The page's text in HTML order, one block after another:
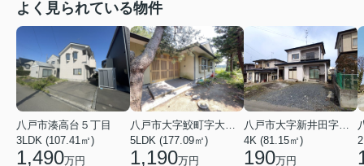
よく見られている物件
八戸市湊高台５丁目
3LDK (107.41㎡)
1,490万円
八戸市大字鮫町字大草離
5LDK (177.09㎡)
1,190万円
八戸市大字新井田字塩入
4K (81.15㎡)
190万円